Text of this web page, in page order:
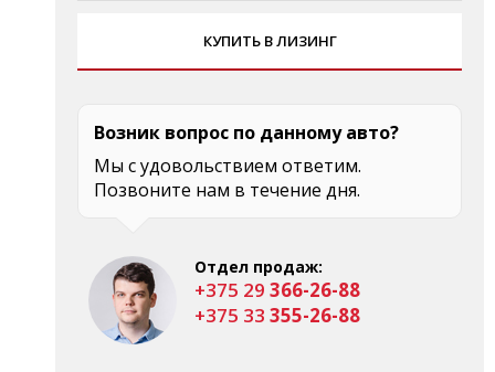
КУПИТЬ В ЛИЗИНГ
Возник вопрос по данному авто?
Мы с удовольствием ответим.
Позвоните нам в течение дня.
Отдел продаж:
+375 29 366-26-88
+375 33 355-26-88